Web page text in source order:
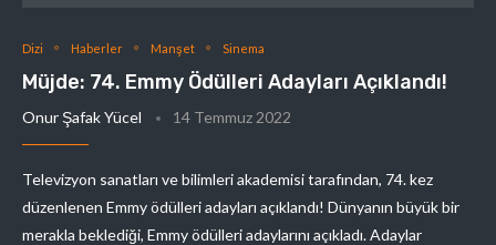
Dizi Haberler Manşet Sinema
Müjde: 74. Emmy Ödülleri Adayları Açıklandı!
Onur Şafak Yücel 14 Temmuz 2022
Televizyon sanatları ve bilimleri akademisi tarafından, 74. kez
düzenlenen Emmy ödülleri adayları açıklandı! Dünyanın büyük bir
merakla beklediği, Emmy ödülleri adaylarını açıkladı. Adaylar